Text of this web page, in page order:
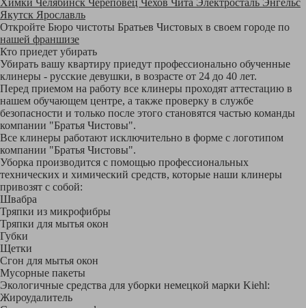
Химки Челябинск Череповец Чехов Чита Электросталь Энгельс
Якутск Ярославль
Откройте Бюро чистоты Братьев Чистовых в своем городе по
нашей франшизе
Кто приедет убирать
Убирать вашу квартиру приедут профессионально обученные
клинеры - русские девушки, в возрасте от 24 до 40 лет.
Перед приемом на работу все клинеры проходят аттестацию в
нашем обучающем центре, а также проверку в службе
безопасности и только после этого становятся частью команды
компании "Братья Чистовы".
Все клинеры работают исключительно в форме с логотипом
компании "Братья Чистовы".
Уборка производится с помощью профессиональных
технических и химический средств, которые наши клинеры
привозят с собой:
Швабра
Тряпки из микрофибры
Тряпки для мытья окон
Губки
Щетки
Сгон для мытья окон
Мусорные пакеты
Экологичные средства для уборки немецкой марки Kiehl:
Жироудалитель